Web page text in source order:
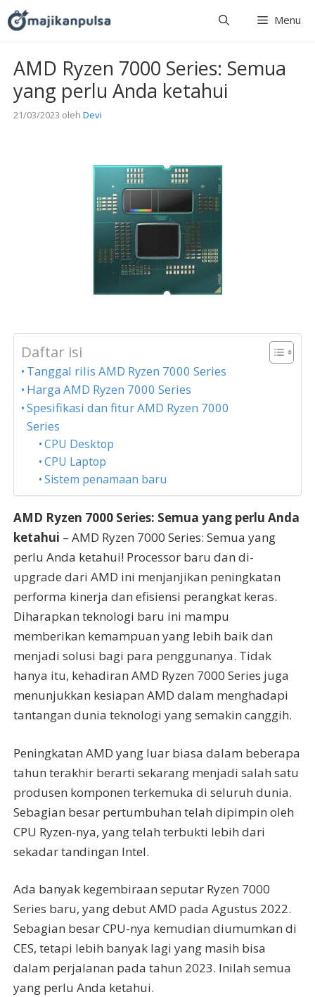
Langsung
ke
Menu
AMD Ryzen 7000 Series: Semua
yang perlu Anda ketahui
21/03/2023 oleh Devi
Daftar isi
Tanggal rilis AMD Ryzen 7000 Series
Harga AMD Ryzen 7000 Series
Spesifikasi dan fitur AMD Ryzen 7000
Series
CPU Desktop
CPU Laptop
Sistem penamaan baru
AMD Ryzen 7000 Series: Semua yang perlu Anda
ketahui – AMD Ryzen 7000 Series: Semua yang
perlu Anda ketahui! Processor baru dan di-
upgrade dari AMD ini menjanjikan peningkatan
performa kinerja dan efisiensi perangkat keras.
Diharapkan teknologi baru ini mampu
memberikan kemampuan yang lebih baik dan
menjadi solusi bagi para penggunanya. Tidak
hanya itu, kehadiran AMD Ryzen 7000 Series juga
menunjukkan kesiapan AMD dalam menghadapi
tantangan dunia teknologi yang semakin canggih.
Peningkatan AMD yang luar biasa dalam beberapa
tahun terakhir berarti sekarang menjadi salah satu
produsen komponen terkemuka di seluruh dunia.
Sebagian besar pertumbuhan telah dipimpin oleh
CPU Ryzen-nya, yang telah terbukti lebih dari
sekadar tandingan Intel.
Ada banyak kegembiraan seputar Ryzen 7000
Series baru, yang debut AMD pada Agustus 2022.
Sebagian besar CPU-nya kemudian diumumkan di
CES, tetapi lebih banyak lagi yang masih bisa
dalam perjalanan pada tahun 2023. Inilah semua
yang perlu Anda ketahui.